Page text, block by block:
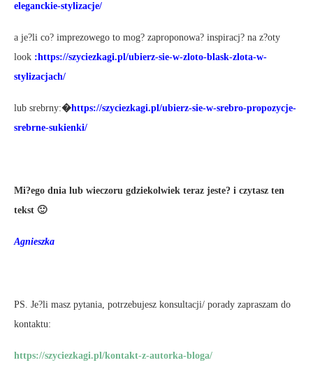
eleganckie-stylizacje/
a je?li co? imprezowego to mog? zaproponowa? inspiracj? na z?oty
look :https://szyciezkagi.pl/ubierz-sie-w-zloto-blask-zlota-w-
stylizacjach/
lub srebrny:�https://szyciezkagi.pl/ubierz-sie-w-srebro-propozycje-
srebrne-sukienki/
Mi?ego dnia lub wieczoru gdziekolwiek teraz jeste? i czytasz ten
tekst 🙂
Agnieszka
PS. Je?li masz pytania, potrzebujesz konsultacji/ porady zapraszam do
kontaktu:
https://szyciezkagi.pl/kontakt-z-autorka-bloga/